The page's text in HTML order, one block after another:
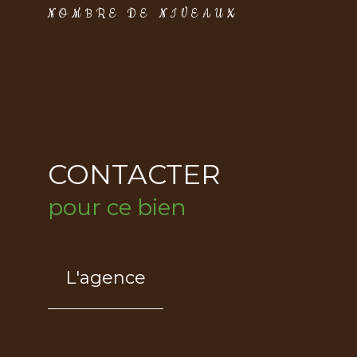
NOMBRE DE NIVEAUX
CONTACTER
pour ce bien
L'agence